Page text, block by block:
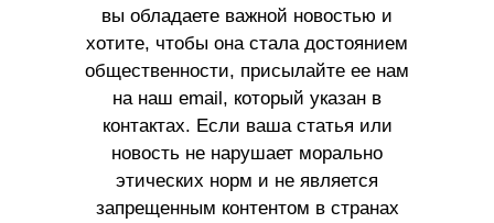
вы обладаете важной новостью и
хотите, чтобы она стала достоянием
общественности, присылайте ее нам
на наш email, который указан в
контактах. Если ваша статья или
новость не нарушает морально
этических норм и не является
запрещенным контентом в странах